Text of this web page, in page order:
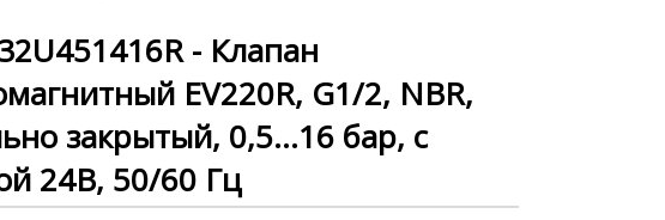
- Клапан
EV220R, G1/2, NBR,
закрытый, 0,5…16 бар, с
24В, 50/60 Гц